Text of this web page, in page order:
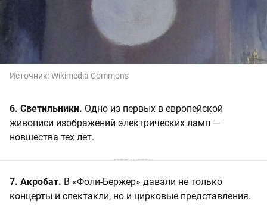
Источник:Wikimedia Commons
6. Светильники. Одно из первых в европейской
живописи изображений электрических ламп —
новшества тех лет.
7. Акробат. В «Фоли-Бержер» давали не только
концерты и спектакли, но и цирковые представления.